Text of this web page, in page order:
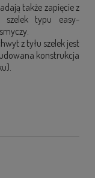
także zapięcie z
szelek typu easy-
z tyłu szelek jest
konstrukcja